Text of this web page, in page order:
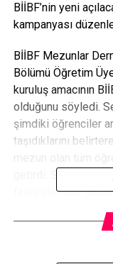
BİİBF’nin yeni
kampanyası
BİİBF Mezunlar
Bölümü Öğretim
kuruluş amacının
olduğunu söyledi.
şimdiki öğrenciler
taşıdıklarını
getirdi. Seki,
faaliyetlerinin
sağlayacak